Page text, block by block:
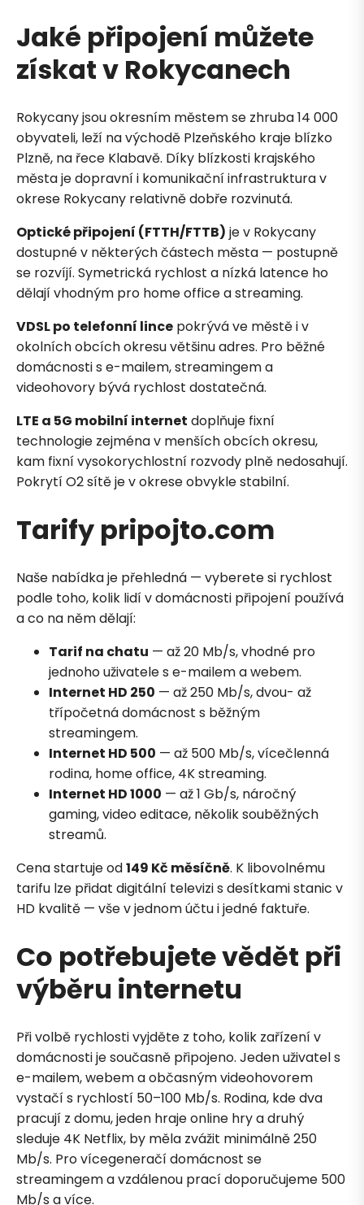
Jaké připojení můžete
získat v Rokycanech
Rokycany jsou okresním městem se zhruba 14 000
obyvateli, leží na východě Plzeňského kraje blízko
Plzně, na řece Klabavě. Díky blízkosti krajského
města je dopravní i komunikační infrastruktura v
okrese Rokycany relativně dobře rozvinutá.
Optické připojení (FTTH/FTTB) je v Rokycany
dostupné v některých částech města — postupně
se rozvíjí. Symetrická rychlost a nízká latence ho
dělají vhodným pro home office a streaming.
VDSL po telefonní lince pokrývá ve městě i v
okolních obcích okresu většinu adres. Pro běžné
domácnosti s e-mailem, streamingem a
videohovory bývá rychlost dostatečná.
LTE a 5G mobilní internet doplňuje fixní
technologie zejména v menších obcích okresu,
kam fixní vysokorychlostní rozvody plně nedosahují.
Pokrytí O2 sítě je v okrese obvykle stabilní.
Tarify pripojto.com
Naše nabídka je přehledná — vyberete si rychlost
podle toho, kolik lidí v domácnosti připojení používá
a co na něm dělají:
Tarif na chatu — až 20 Mb/s, vhodné pro
jednoho uživatele s e-mailem a webem.
Internet HD 250 — až 250 Mb/s, dvou- až
třípočetná domácnost s běžným
streamingem.
Internet HD 500 — až 500 Mb/s, vícečlenná
rodina, home office, 4K streaming.
Internet HD 1000 — až 1 Gb/s, náročný
gaming, video editace, několik souběžných
streamů.
Cena startuje od149 Kč měsíčně. K libovolnému
tarifu lze přidat digitální televizi s desítkami stanic v
HD kvalitě — vše v jednom účtu i jedné faktuře.
Co potřebujete vědět při
výběru internetu
Při volbě rychlosti vyjděte z toho, kolik zařízení v
domácnosti je současně připojeno. Jeden uživatel s
e-mailem, webem a občasným videohovorem
vystačí s rychlostí 50–100 Mb/s. Rodina, kde dva
pracují z domu, jeden hraje online hry a druhý
sleduje 4K Netflix, by měla zvážit minimálně 250
Mb/s. Pro vícegeneračí domácnost se
streamingem a vzdálenou prací doporučujeme 500
Mb/s a více.
PN Petra je online
Zavolá do 2 minut · Po–Pá 8–18